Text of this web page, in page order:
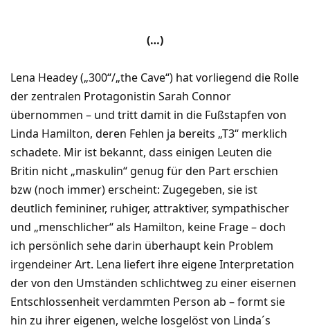
(…)
Lena Headey („300“/„the Cave“) hat vorliegend die Rolle
der zentralen Protagonistin Sarah Connor
übernommen – und tritt damit in die Fußstapfen von
Linda Hamilton, deren Fehlen ja bereits „T3“ merklich
schadete. Mir ist bekannt, dass einigen Leuten die
Britin nicht „maskulin“ genug für den Part erschien
bzw (noch immer) erscheint: Zugegeben, sie ist
deutlich femininer, ruhiger, attraktiver, sympathischer
und „menschlicher“ als Hamilton, keine Frage – doch
ich persönlich sehe darin überhaupt kein Problem
irgendeiner Art. Lena liefert ihre eigene Interpretation
der von den Umständen schlichtweg zu einer eisernen
Entschlossenheit verdammten Person ab – formt sie
hin zu ihrer eigenen, welche losgelöst von Linda´s